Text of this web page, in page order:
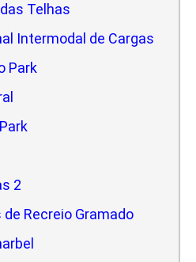
Telhas
Intermodal de Cargas
Park
2
Recreio Gramado